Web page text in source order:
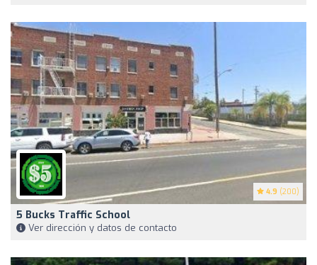
4.9 (200)
5 Bucks Traffic School
Ver dirección y datos de contacto